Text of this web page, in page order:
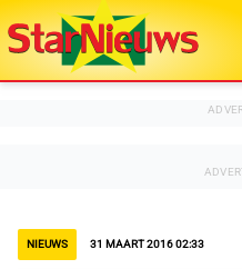
NIEUWS 31 MAART 2016 02:33